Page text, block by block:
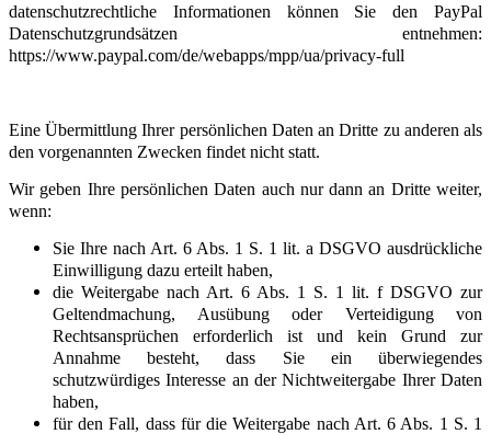
datenschutzrechtliche Informationen können Sie den PayPal
Datenschutzgrundsätzen entnehmen:
https://www.paypal.com/de/webapps/mpp/ua/privacy-full
Eine Übermittlung Ihrer persönlichen Daten an Dritte zu anderen als
den vorgenannten Zwecken findet nicht statt.
Wir geben Ihre persönlichen Daten auch nur dann an Dritte weiter,
wenn:
Sie Ihre nach Art. 6 Abs. 1 S. 1 lit. a DSGVO ausdrückliche
Einwilligung dazu erteilt haben,
die Weitergabe nach Art. 6 Abs. 1 S. 1 lit. f DSGVO zur
Geltendmachung, Ausübung oder Verteidigung von
Rechtsansprüchen erforderlich ist und kein Grund zur
Annahme besteht, dass Sie ein überwiegendes
schutzwürdiges Interesse an der Nichtweitergabe Ihrer Daten
haben,
für den Fall, dass für die Weitergabe nach Art. 6 Abs. 1 S. 1